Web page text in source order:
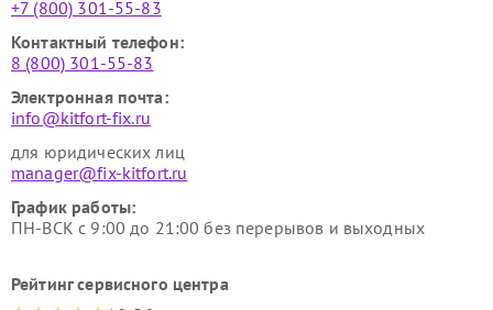
+7 (800) 301-55-83
Контактный телефон:
8 (800) 301-55-83
Электронная почта:
info@kitfort-fix.ru
для юридических лиц
manager@fix-kitfort.ru
График работы:
ПН-ВСК с 9:00 до 21:00 без перерывов и выходных
Рейтинг сервисного центра